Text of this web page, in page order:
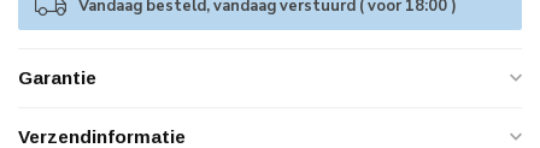
Vandaag besteld, vandaag verstuurd ( voor 18:00 )
Garantie
Verzendinformatie